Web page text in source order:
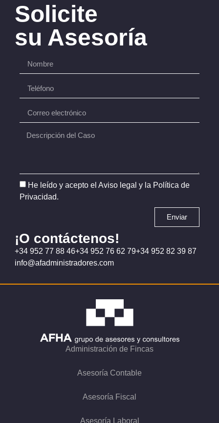
Solicite
su Asesoría
He leído y acepto el Aviso legal y la Política de
Privacidad.
Enviar
¡O contáctenos!
+34 952 77 88 46+34 952 76 62 79+34 952 82 39 87
info@afadministradores.com
Administración de Fincas
Asesoría Contable
Asesoría Fiscal
Asesoría Laboral